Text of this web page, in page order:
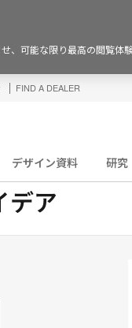
FIND A DEALER
デザイン資料 研究
デア
可能な限り最高の閲覧体